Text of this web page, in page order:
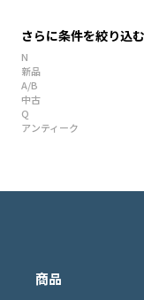
さらに条件を絞り込む
N
新品
A/B
中古
Q
アンティーク
商品